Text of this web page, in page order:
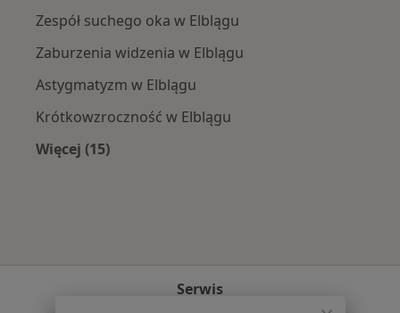
Zespół suchego oka w Elblągu
Zaburzenia widzenia w Elblągu
Astygmatyzm w Elblągu
Krótkowzroczność w Elblągu
Więcej (15)
Serwis